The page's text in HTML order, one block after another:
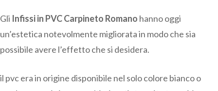
Gli Infissi in PVC Carpineto Romano hanno oggi
un’estetica notevolmente migliorata in modo che sia
possibile avere l’effetto che si desidera.
il pvc era in origine disponibile nel solo colore bianco o